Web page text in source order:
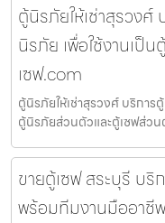
ตู้นิรภัยให้เช่าสุรวงศ์
นิรภัย เพื่อใช้งานเป็
เซฟ.com
ตู้นิรภัยให้เช่าสุรวงศ์ บริการ
ตู้นิรภัยส่วนตัวและตู้เซฟส่ว
ขายตู้เซฟ สระบุรี บ
พร้อมทีมงานมืออาชี